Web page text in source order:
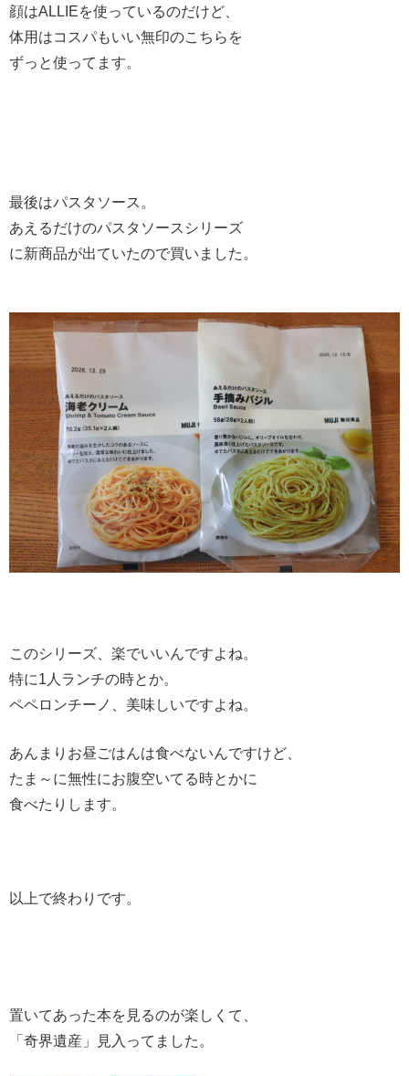
顔はALLIEを使っているのだけど、
体用はコスパもいい無印のこちらを
ずっと使ってます。
最後はパスタソース。
あえるだけのパスタソースシリーズ
に新商品が出ていたので買いました。
このシリーズ、楽でいいんですよね。
特に1人ランチの時とか。
ペペロンチーノ、美味しいですよね。
あんまりお昼ごはんは食べないんですけど、
たま～に無性にお腹空いてる時とかに
食べたりします。
以上で終わりです。
置いてあった本を見るのが楽しくて、
「奇界遺産」見入ってました。